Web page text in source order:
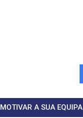
MOTIVAR A SUA EQUIPA